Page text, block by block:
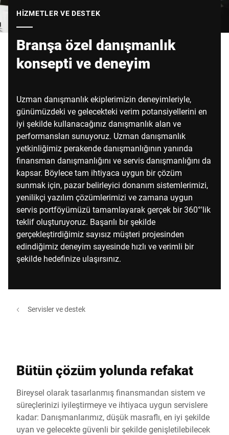
HIZMETLER VE DESTEK
Branşa özel danışmanlık
konsepti ve deneyim
Uzman danışmanlık ekiplerimizin deneyimleriyle,
günümüzdeki ve gelecekteki verim potansiyellerini en
iyi şekilde kullanacağınız danışmanlık alan ve
performansları sunuyoruz. Uzman danışmanlık
yetkinliğimiz perakende danışmanlığının yanında
finansman danışmanlığını ve servis danışmanlığını da
kapsar. Böylece tam ihtiyaca uygun bir çözüm
sunmak için, pazar belirleyici donanım sistemlerimizi,
yenilikçi yazılım çözümlerimizi ve zamana uygun
servis portföyümüzü tamamlayarak gerçek bir 360°'lik
teklif oluşturuyoruz. Başarılı bir şekilde
gerçekleştirdiğimiz sayısız müşteri projesinden
edindiğimiz deneyim sayesinde hızlı ve verimli bir
şekilde hedefinize ulaşırsınız.
Servisler ve destek
Bütün çözüm yolunda refakat
Bireysel olarak tasarlanmış finansmandan sistem ve
süreçlerinizi iyileştirmeye ve ihtiyaca uygun servislere
kadar: Danışmanlarımız, düşük masraflı, en iyi şekilde
uyan ve gelecekte güvenli bir şekilde genişletilebilecek